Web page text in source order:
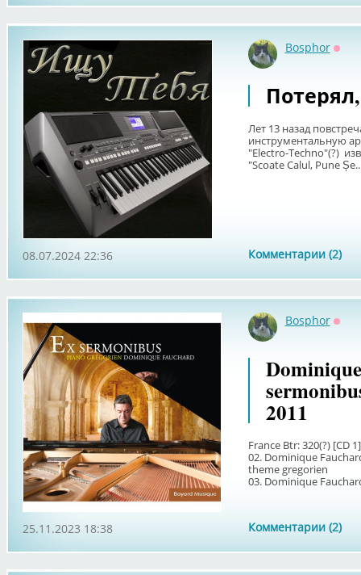
Bosphor
Лет 13 назад
инструментальную
"Electro-Techno"(?)
"Scoate Calul, Pune
Комментарии (2)
08.07.2024 22:36
Bosphor
2011
France Btr: 320(?) [CD
02. Dominique
theme gregorien
03. Dominique
Комментарии (2)
25.11.2023 18:38